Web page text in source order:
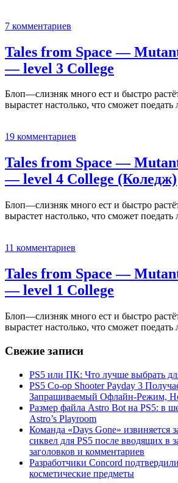
7 комментариев
Tales from Space —
— level 3 College
Блоп—слизняк много ест и быстро
вырастет настолько, что сможет
19 комментариев
Tales from Space —
— level 4 College (Коледж)
Блоп—слизняк много ест и быстро
вырастет настолько, что сможет
11 комментариев
Tales from Space —
— level 1 College
Блоп—слизняк много ест и быстро
вырастет настолько, что сможет
Свежие записи
PS5 или ПК: Что лучше выбрать
PS5 Co-op Shooter Payday 3
Запрашиваемый Офлайн-Режим,
Размер файла Astro Bot на PS5: в
Astro’s Playroom
Команда «Days Gone» извиняется
сиквел для PS5 после вводящих в
заголовков и комментариев
Разработчики Concord
косметические предметы